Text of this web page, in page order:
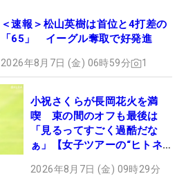
＜速報＞松山英樹は首位と4打差の
「65」 イーグル奪取で好発進
2026年8月7日 (金) 06時59分 1
小祝さくらが長岡花火を満
喫 束の間のオフも最後は
「見るってすごく過酷だな
ぁ」【女子ツアーの“ヒトネ
2026年8月7日 (金) 09時29分